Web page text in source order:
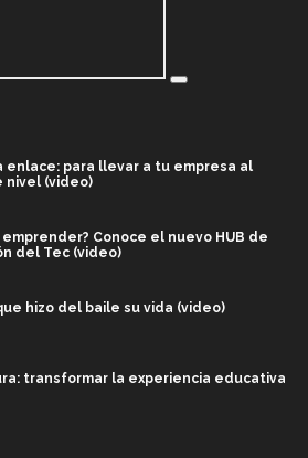
enlace: para llevar a tu empresa al
nivel (video)
emprender? Conoce el nuevo HUB de
del Tec (video)
hizo del baile su vida (video)
transformar la experiencia educativa